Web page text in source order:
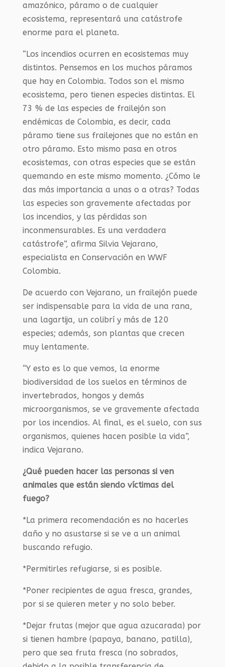
amazónico, páramo o de cualquier
ecosistema, representará una catástrofe
enorme para el planeta.
“Los incendios ocurren en ecosistemas muy
distintos. Pensemos en los muchos páramos
que hay en Colombia. Todos son el mismo
ecosistema, pero tienen especies distintas. El
73 % de las especies de frailejón son
endémicas de Colombia, es decir, cada
páramo tiene sus frailejones que no están en
otro páramo. Esto mismo pasa en otros
ecosistemas, con otras especies que se están
quemando en este mismo momento. ¿Cómo le
das más importancia a unas o a otras? Todas
las especies son gravemente afectadas por
los incendios, y las pérdidas son
inconmensurables. Es una verdadera
catástrofe”, afirma Silvia Vejarano,
especialista en Conservación en WWF
Colombia.
De acuerdo con Vejarano, un frailejón puede
ser indispensable para la vida de una rana,
una lagartija, un colibrí y más de 120
especies; además, son plantas que crecen
muy lentamente.
“Y esto es lo que vemos, la enorme
biodiversidad de los suelos en términos de
invertebrados, hongos y demás
microorganismos, se ve gravemente afectada
por los incendios. Al final, es el suelo, con sus
organismos, quienes hacen posible la vida”,
indica Vejarano.
¿Qué pueden hacer las personas si ven
animales que están siendo víctimas del
fuego?
*La primera recomendación es no hacerles
daño y no asustarse si se ve a un animal
buscando refugio.
*Permitirles refugiarse, si es posible.
*Poner recipientes de agua fresca, grandes,
por si se quieren meter y no solo beber.
*Dejar frutas (mejor que agua azucarada) por
si tienen hambre (papaya, banano, patilla),
pero que sea fruta fresca (no sobrados,